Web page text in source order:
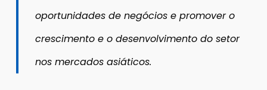
oportunidades de negócios e promover o
crescimento e o desenvolvimento do setor
nos mercados asiáticos.